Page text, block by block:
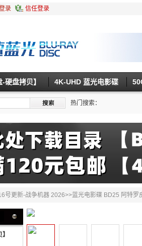
录 信任登录
-硬盘拷贝】 4K-UHD 蓝光电影碟
热门搜索：
号更新-战争机器 2026>>蓝光电影碟 BD25 阿特罗